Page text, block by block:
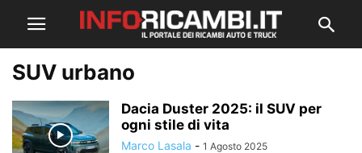
SUV urbano
Dacia Duster 2025: il SUV per
ogni stile di vita
Marco Lasala - 1 Agosto 2025